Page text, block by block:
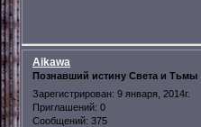
Aikawa
Познавший истину Света и Тьмы
Зарегистрирован: 9 января, 2014г.
Приглашений: 0
Сообщений: 375